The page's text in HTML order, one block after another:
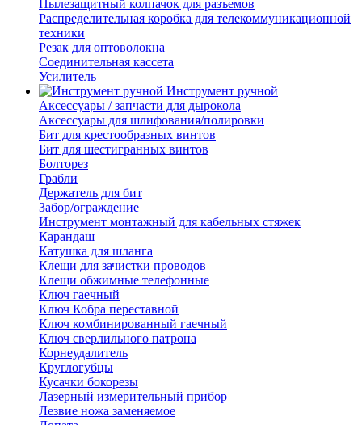
Пылезащитный колпачок для разъемов
Распределительная коробка для телекоммуникационной
техники
Резак для оптоволокна
Соединительная кассета
Усилитель
Инструмент ручной
Аксессуары / запчасти для дырокола
Аксессуары для шлифования/полировки
Бит для крестообразных винтов
Бит для шестигранных винтов
Болторез
Грабли
Держатель для бит
Забор/ограждение
Инструмент монтажный для кабельных стяжек
Карандаш
Катушка для шланга
Клещи для зачистки проводов
Клещи обжимные телефонные
Ключ гаечный
Ключ Кобра переставной
Ключ комбинированный гаечный
Ключ сверлильного патрона
Корнеудалитель
Круглогубцы
Кусачки бокорезы
Лазерный измерительный прибор
Лезвие ножа заменяемое